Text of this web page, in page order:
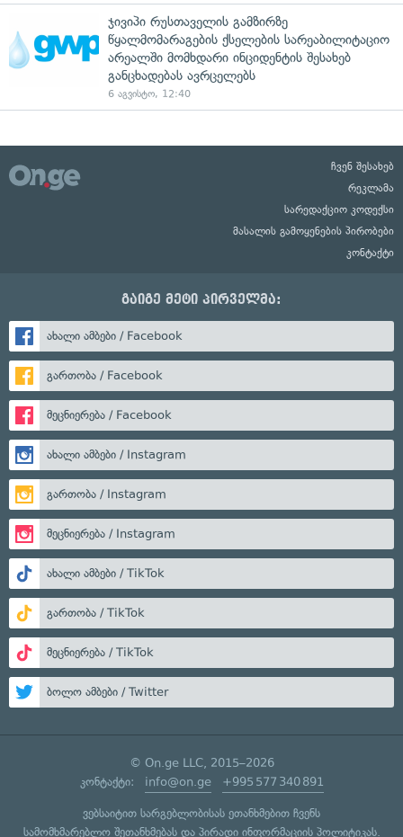
ჯივიპი რუსთაველის გამზირზე
წყალმომარაგების ქსელების სარეაბილიტაციო
არეალში მომხდარი ინციდენტის შესახებ
განცხადებას ავრცელებს
6 აგვისტო, 12:40
ჩვენ შესახებ
რეკლამა
სარედაქციო კოდექსი
მასალის გამოყენების პირობები
კონტაქტი
გაიგე მეტი პირველმა:
ახალი ამბები / Facebook
გართობა / Facebook
მეცნიერება / Facebook
ახალი ამბები / Instagram
გართობა / Instagram
მეცნიერება / Instagram
ახალი ამბები / TikTok
გართობა / TikTok
მეცნიერება / TikTok
ბოლო ამბები / Twitter
© On.ge LLC, 2015–2026
კონტაქტი: info@on.ge +995 577 340 891
ვებსაიტით სარგებლობისას ეთანხმებით ჩვენს
სამომხმარებლო შეთანხმებასდა პირადი ინფორმაციის პოლიტიკას.